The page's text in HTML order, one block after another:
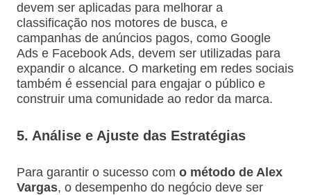
devem ser aplicadas para melhorar a
classificação nos motores de busca, e
campanhas de anúncios pagos, como Google
Ads e Facebook Ads, devem ser utilizadas para
expandir o alcance. O marketing em redes sociais
também é essencial para engajar o público e
construir uma comunidade ao redor da marca.
5. Análise e Ajuste das Estratégias
Para garantir o sucesso com o método de Alex
Vargas, o desempenho do negócio deve ser